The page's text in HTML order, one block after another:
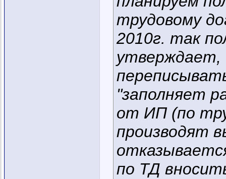
трудовому
2010г. так
утверждает,
"заполняет
от ИП (по
производят
по ТД